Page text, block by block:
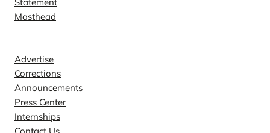
Masthead
Advertise
Corrections
Announcements
Press Center
Internships